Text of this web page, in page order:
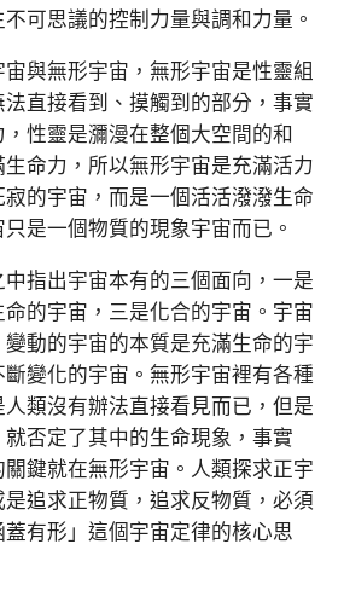
可思議的控制力量與調和力量。
無形宇宙，無形宇宙是性靈組
直接看到、摸觸到的部分，事實
性靈是瀰漫在整個大空間的和
命力，所以無形宇宙是充滿活力
的宇宙，而是一個活活潑潑生命
是一個物質的現象宇宙而已。
出宇宙本有的三個面向，一是
的宇宙，三是化合的宇宙。宇宙
動的宇宙的本質是充滿生命的宇
變化的宇宙。無形宇宙裡有各種
類沒有辦法直接看見而已，但是
否定了其中的生命現象，事實
關鍵就在無形宇宙。人類探求正宇
追求正物質，追求反物質，必須
有形」這個宇宙定律的核心思